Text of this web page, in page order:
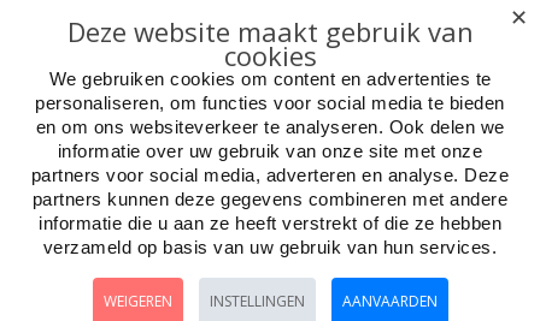
Bestellen
Omschrijving Foto hoge resolutie Details
Rubik’s Cube Mini - 2 x 2-kubus, is een klassieke puzzel waarbij je kleuren
moet combineren en waarmee je je thuis of onderweg kunt vermaken. De
klassieke kubus van 2x2 is een zeer meeslepende hersenkraker die fans
✕
Deze website maakt gebruik van
cookies
We gebruiken cookies om content en advertenties te
personaliseren, om functies voor social media te bieden
en om ons websiteverkeer te analyseren. Ook delen we
informatie over uw gebruik van onze site met onze
partners voor social media, adverteren en analyse. Deze
partners kunnen deze gegevens combineren met andere
informatie die u aan ze heeft verstrekt of die ze hebben
verzameld op basis van uw gebruik van hun services.
WEIGEREN INSTELLINGEN AANVAARDEN